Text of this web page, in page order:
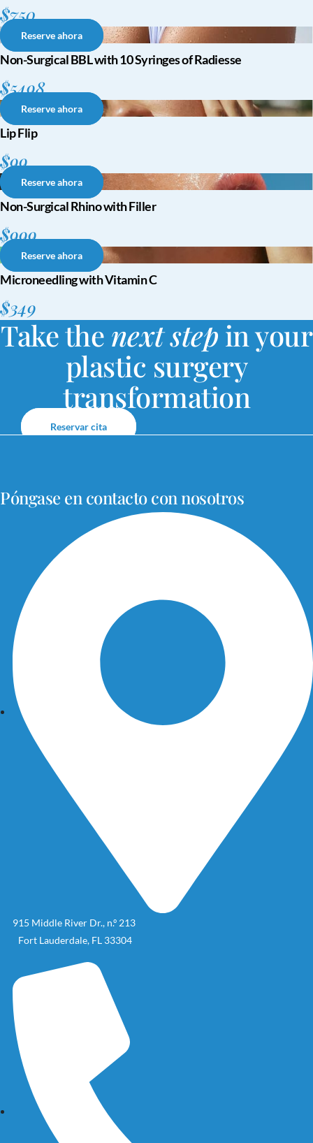
$750
Reserve ahora
Non-Surgical BBL with 10 Syringes of Radiesse
$5498
Reserve ahora
Lip Flip
$99
Reserve ahora
Non-Surgical Rhino with Filler
$999
Reserve ahora
Microneedling with Vitamin C
$349
Take the next step in your
plastic surgery
transformation
Reservar cita
Póngase en contacto con nosotros
915 Middle River Dr., n.º 213
Fort Lauderdale, FL 33304